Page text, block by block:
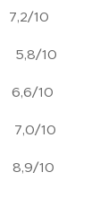
10
10
10
10
10